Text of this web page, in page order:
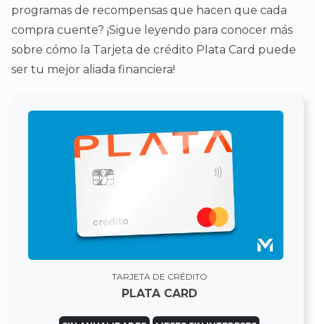
programas de recompensas que hacen que cada
compra cuente? ¡Sigue leyendo para conocer más
sobre cómo la Tarjeta de crédito Plata Card puede
ser tu mejor aliada financiera!
TARJETA DE CRÉDITO
PLATA CARD